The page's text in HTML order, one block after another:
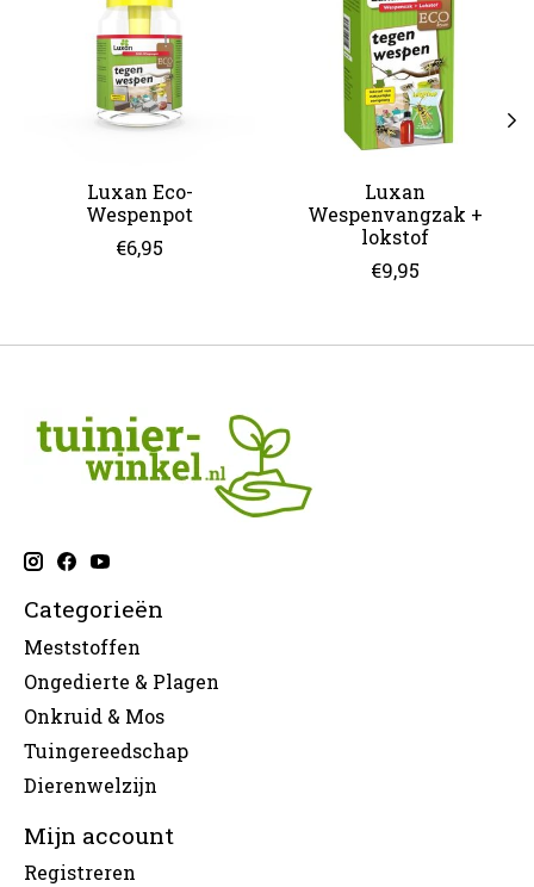
Luxan Eco-
Wespenpot
€6,95
Luxan
Wespenvangzak +
lokstof
€9,95
Categorieën
Meststoffen
Ongedierte & Plagen
Onkruid & Mos
Tuingereedschap
Dierenwelzijn
Mijn account
Registreren